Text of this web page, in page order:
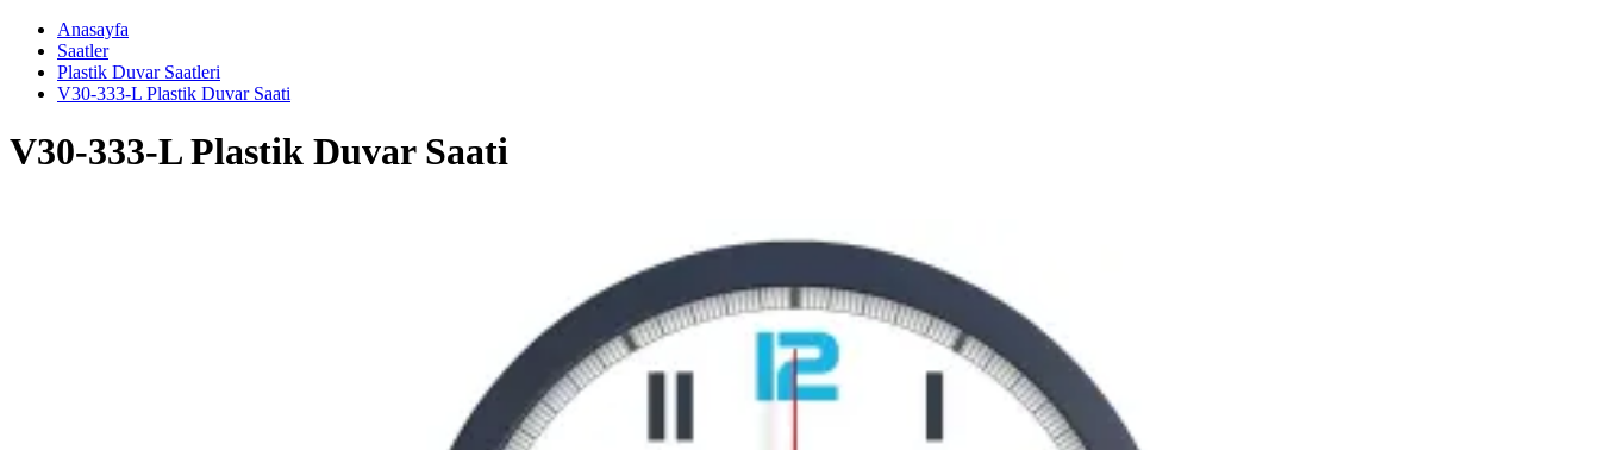
Anasayfa
Saatler
Plastik Duvar Saatleri
V30-333-L Plastik Duvar Saati
V30-333-L Plastik Duvar Saati